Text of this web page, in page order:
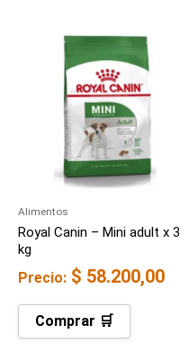
Alimentos
Royal Canin – Mini adult x 3
kg
Precio: $ 58.200,00
Comprar 🛒